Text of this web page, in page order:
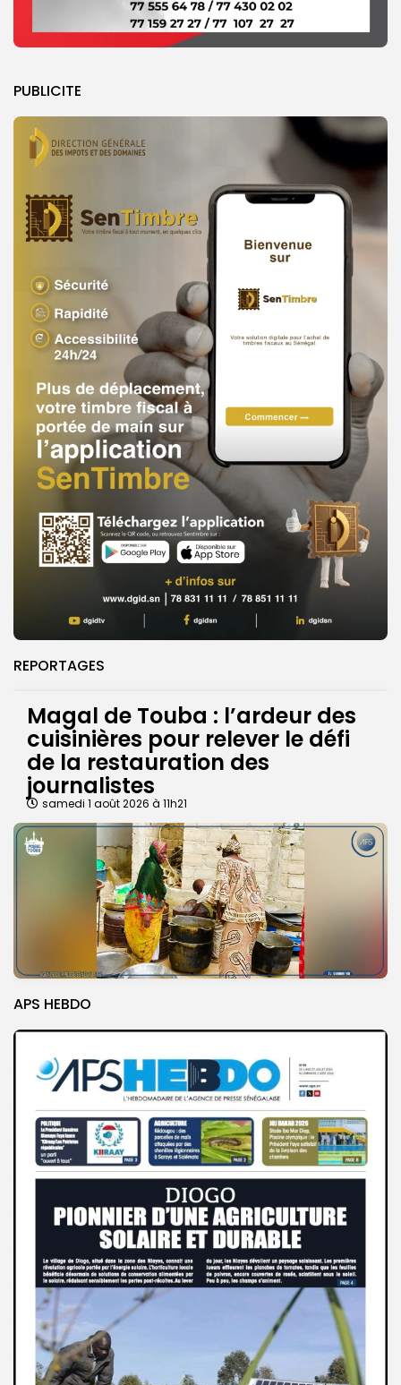
PUBLICITE
REPORTAGES
Magal de Touba : l’ardeur des
cuisinières pour relever le défi
de la restauration des
journalistes
samedi 1 août 2026 à 11h21
APS HEBDO